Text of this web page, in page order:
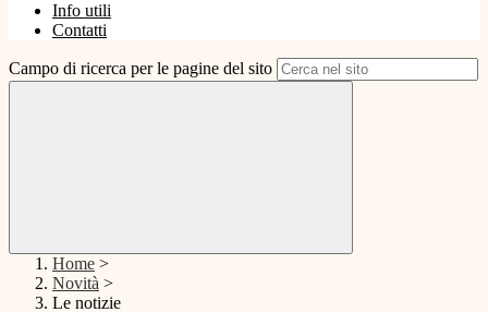
Info utili
Contatti
Campo di ricerca per le pagine del sito
Home >
Novità >
Le notizie